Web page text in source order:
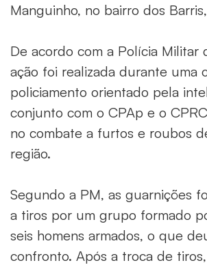
Manguinho, no bairro dos
De acordo com a Polícia Militar
ação foi realizada durante uma
policiamento orientado pela
conjunto com o CPAp e o
no combate a furtos e roubos
região.
Segundo a PM, as guarnições
a tiros por um grupo formado
seis homens armados, o que
confronto. Após a troca de